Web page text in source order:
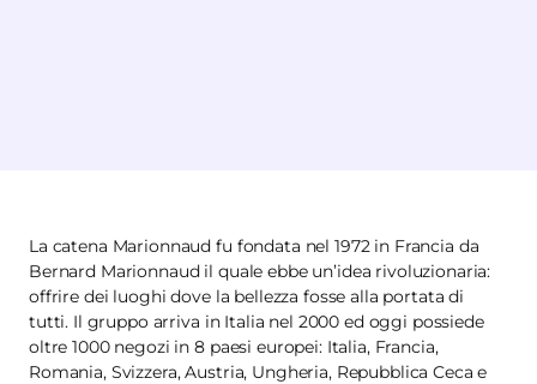
La catena Marionnaud fu fondata nel 1972 in Francia da
Bernard Marionnaud il quale ebbe un’idea rivoluzionaria:
offrire dei luoghi dove la bellezza fosse alla portata di
tutti. Il gruppo arriva in Italia nel 2000 ed oggi possiede
oltre 1000 negozi in 8 paesi europei: Italia, Francia,
Romania, Svizzera, Austria, Ungheria, Repubblica Ceca e